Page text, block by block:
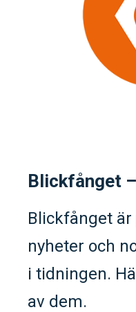
Blickfånget
Blickfånget
nyheter och
i tidningen.
av dem.